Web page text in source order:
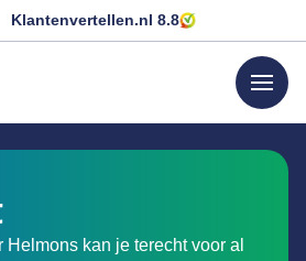
Klantenvertellen.nl 8.8
menu
Helmons kan je terecht voor al